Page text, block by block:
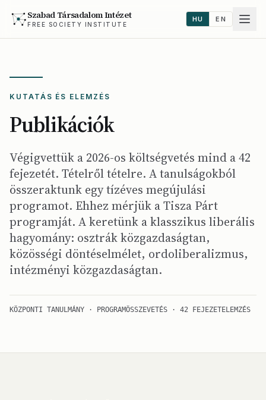
Szabad Társadalom Intézet
FREE SOCIETY INSTITUTE
HU EN
KUTATÁS ÉS ELEMZÉS
Publikációk
Végigvettük a 2026-os költségvetés mind a 42
fejezetét. Tételről tételre. A tanulságokból
összeraktunk egy tízéves megújulási
programot. Ehhez mérjük a Tisza Párt
programját. A keretünk a klasszikus liberális
hagyomány: osztrák közgazdaságtan,
közösségi döntéselmélet, ordoliberalizmus,
intézményi közgazdaságtan.
KÖZPONTI TANULMÁNY · PROGRAMÖSSZEVETÉS · 42 FEJEZETELEMZÉS